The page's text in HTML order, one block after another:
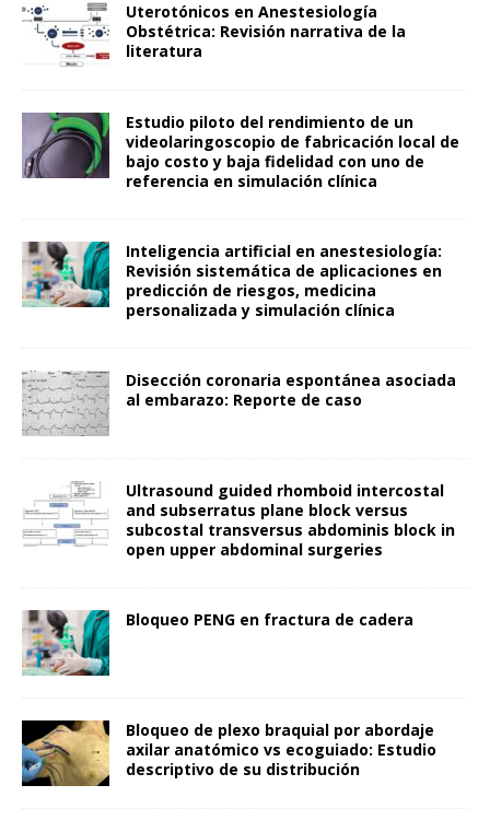
Uterotónicos en Anestesiología
Obstétrica: Revisión narrativa de la
literatura
Estudio piloto del rendimiento de un
videolaringoscopio de fabricación local de
bajo costo y baja fidelidad con uno de
referencia en simulación clínica
Inteligencia artificial en anestesiología:
Revisión sistemática de aplicaciones en
predicción de riesgos, medicina
personalizada y simulación clínica
Disección coronaria espontánea asociada
al embarazo: Reporte de caso
Ultrasound guided rhomboid intercostal
and subserratus plane block versus
subcostal transversus abdominis block in
open upper abdominal surgeries
Bloqueo PENG en fractura de cadera
Bloqueo de plexo braquial por abordaje
axilar anatómico vs ecoguiado: Estudio
descriptivo de su distribución